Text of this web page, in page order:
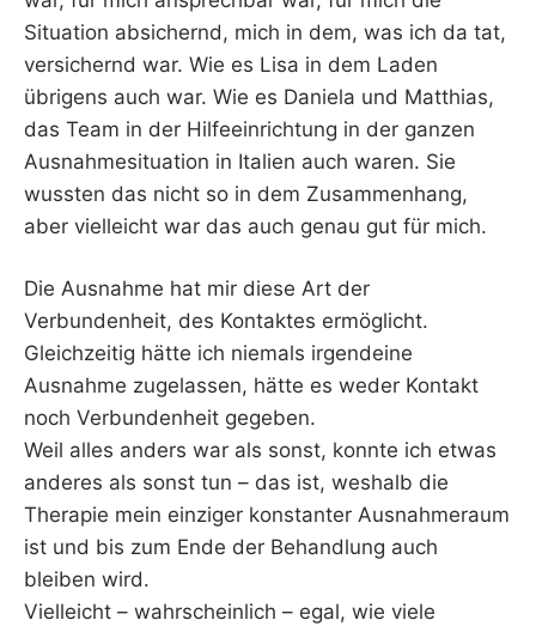
Situation absichernd, mich in dem, was ich da tat,
versichernd war. Wie es Lisa in dem Laden
übrigens auch war. Wie es Daniela und Matthias,
das Team in der Hilfeeinrichtung in der ganzen
Ausnahmesituation in Italien auch waren. Sie
wussten das nicht so in dem Zusammenhang,
aber vielleicht war das auch genau gut für mich.
Die Ausnahme hat mir diese Art der
Verbundenheit, des Kontaktes ermöglicht.
Gleichzeitig hätte ich niemals irgendeine
Ausnahme zugelassen, hätte es weder Kontakt
noch Verbundenheit gegeben.
Weil alles anders war als sonst, konnte ich etwas
anderes als sonst tun – das ist, weshalb die
Therapie mein einziger konstanter Ausnahmeraum
ist und bis zum Ende der Behandlung auch
bleiben wird.
Vielleicht – wahrscheinlich – egal, wie viele